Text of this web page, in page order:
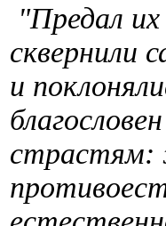
"Предал
сквернили
и
страстям: